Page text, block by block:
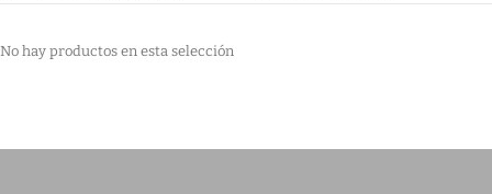
No hay productos en esta selección